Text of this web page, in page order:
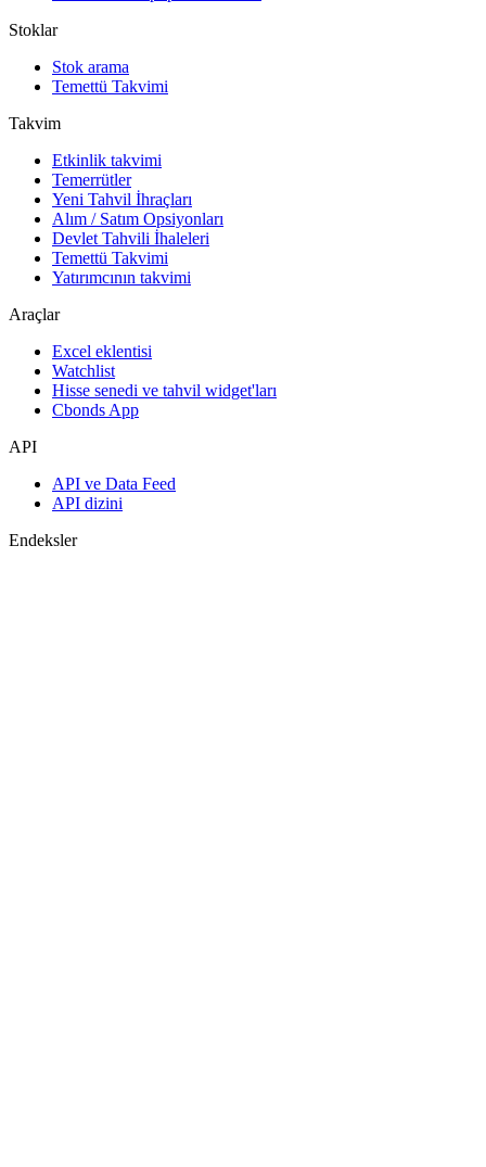
Stoklar
Stok arama
Temettü Takvimi
Takvim
Etkinlik takvimi
Temerrütler
Yeni Tahvil İhraçları
Alım / Satım Opsiyonları
Devlet Tahvili İhaleleri
Temettü Takvimi
Yatırımcının takvimi
Araçlar
Excel eklentisi
Watchlist
Hisse senedi ve tahvil widget'ları
Cbonds App
API
API ve Data Feed
API dizini
Endeksler